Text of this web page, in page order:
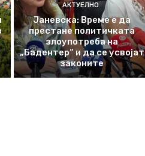
АКТУЕЛНО
Јаневска: Време е да
престане политичката
злоупотреба на
„Бадентер“ и да се усвојат
законите